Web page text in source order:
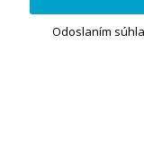
Odoslaním